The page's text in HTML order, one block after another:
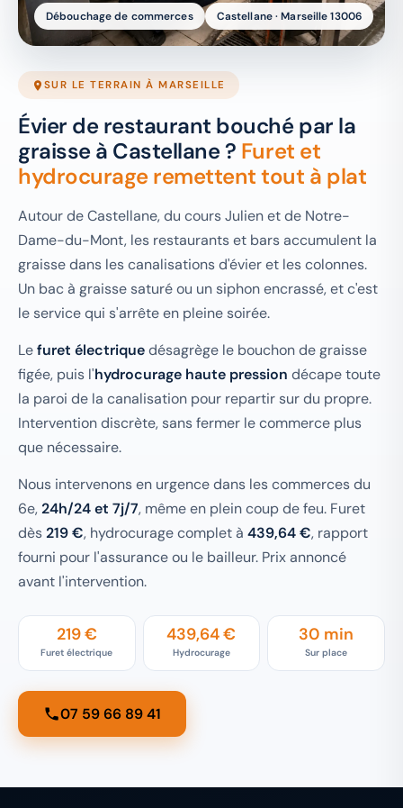
SUR LE TERRAIN À MARSEILLE
Évier de restaurant bouché par la
graisse à Castellane ? Furet et
hydrocurage remettent tout à plat
Autour de Castellane, du cours Julien et de Notre-
Dame-du-Mont, les restaurants et bars accumulent la
graisse dans les canalisations d'évier et les colonnes.
Un bac à graisse saturé ou un siphon encrassé, et c'est
le service qui s'arrête en pleine soirée.
Lefuret électriquedésagrège le bouchon de graisse
figée, puis l'hydrocurage haute pression décape toute
la paroi de la canalisation pour repartir sur du propre.
Intervention discrète, sans fermer le commerce plus
que nécessaire.
Nous intervenons en urgence dans les commerces du
6e,24h/24 et 7j/7, même en plein coup de feu. Furet
dès219 €, hydrocurage complet à 439,64 €, rapport
fourni pour l'assurance ou le bailleur. Prix annoncé
avant l'intervention.
219 €
Furet électrique
439,64 €
Hydrocurage
30 min
Sur place
07 59 66 89 41
Débouchage de commerces Castellane · Marseille 13006